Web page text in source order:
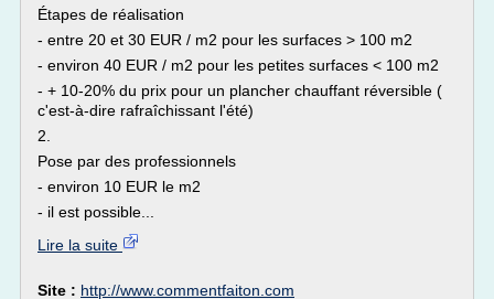
Étapes de réalisation
- entre 20 et 30 EUR / m2 pour les surfaces > 100 m2
- environ 40 EUR / m2 pour les petites surfaces < 100 m2
- + 10-20% du prix pour un plancher chauffant réversible (
c'est-à-dire rafraîchissant l'été)
2.
Pose par des professionnels
- environ 10 EUR le m2
- il est possible...
Lire la suite
Site : http://www.commentfaiton.com